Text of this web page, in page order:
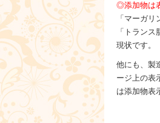
◎添加物は
「マーガ
「トラン
現状です。
他にも、製
ージ上の表
は添加物表